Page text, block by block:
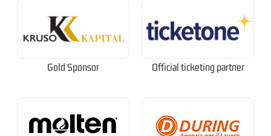
Gold Sponsor Official ticketing partner